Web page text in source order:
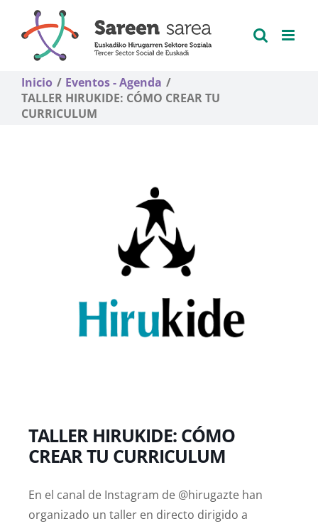
contenido
Inicio
Eventos - Agenda
TALLER HIRUKIDE: CÓMO CREAR TU
CURRICULUM
TALLER HIRUKIDE: CÓMO
CREAR TU CURRICULUM
En el canal de Instagram de @hirugazte han
organizado un taller en directo dirigido a